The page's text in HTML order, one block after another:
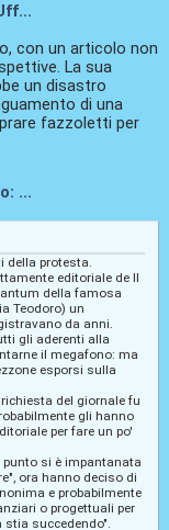
con un articolo non
La sua
un disastro
di una
fazzoletti per
...
della protesta.
editoriale de Il
della famosa
Teodoro) un
da anni.
gli aderenti alla
il megafono: ma
esporsi sulla
del giornale fu
gli hanno
per fare un po'
si è impantanata
ora hanno deciso di
e probabilmente
o progettuali per
succedendo".